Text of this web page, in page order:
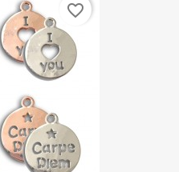
favorite_border